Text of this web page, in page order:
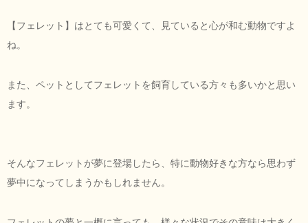
【フェレット】はとても可愛くて、見ていると心が和む動物ですよ
ね。
また、ペットとしてフェレットを飼育している方々も多いかと思い
ます。
そんなフェレットが夢に登場したら、特に動物好きな方なら思わず
夢中になってしまうかもしれません。